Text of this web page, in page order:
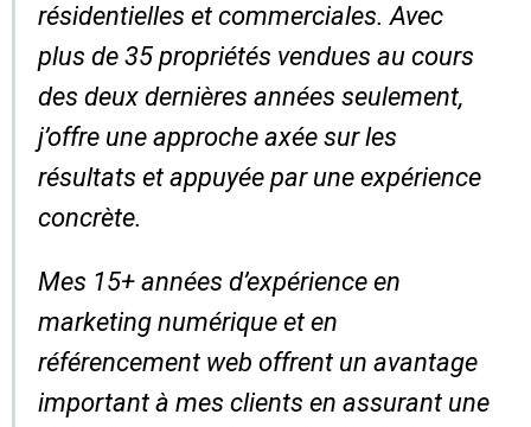
résidentielles et commerciales. Avec
plus de 35 propriétés vendues au cours
des deux dernières années seulement,
j’offre une approche axée sur les
résultats et appuyée par une expérience
concrète.
Mes 15+ années d’expérience en
marketing numérique et en
référencement web offrent un avantage
important à mes clients en assurant une